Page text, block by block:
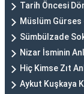
Tarih Öncesi
Müslüm
Sümbülzade
Nizar İsminin
Hiç Kimse Zıt
Aykut Kuşkaya